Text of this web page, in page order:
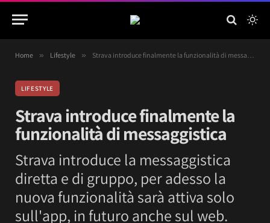
Home » Lifestyle » Strava introduce finalmente la funzionalità di messaggistica
LIFESTYLE
Strava introduce finalmente la
funzionalità di messaggistica
Strava introduce la messaggistica
diretta e di gruppo, per adesso la
nuova funzionalità sarà attiva solo
sull'app, in futuro anche sul web.